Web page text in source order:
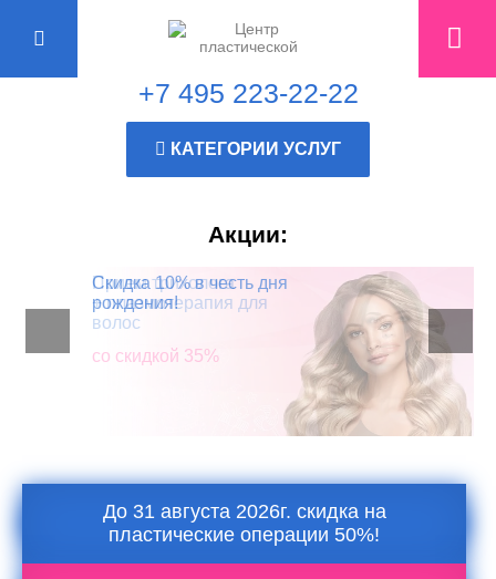
+7 495 223-22-22
КАТЕГОРИИ УСЛУГ
Акции:
Прием трихолога
+ плазмотерапия для
волос
со скидкой 35%
Скидка 10% в честь дня
рождения!
До 31 августа 2026г. скидка на
пластические операции 50%!